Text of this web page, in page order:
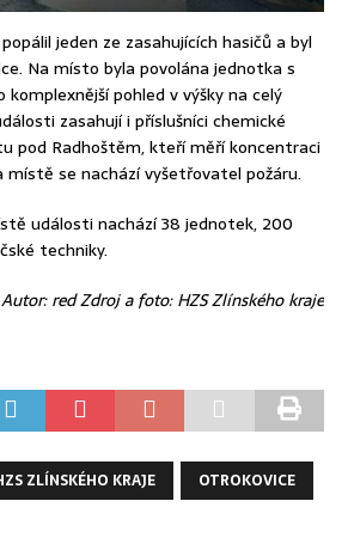
jeden ze zasahujících hasičů a byl
Na místo byla povolána jednotka s
komplexnější pohled v výšky na celý
zasahují i příslušníci chemické
pod Radhoštěm, kteří měří koncentraci
místě se nachází vyšetřovatel požáru.
události nachází 38 jednotek, 200
techniky.
Autor: red Zdroj a foto: HZS Zlínského kraje
ZLÍNSKÉHO KRAJE
OTROKOVICE